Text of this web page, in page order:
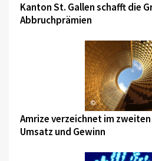
Kanton St. Gallen schafft die
Abbruchprämien
©
Amrize verzeichnet im
Umsatz und Gewinn